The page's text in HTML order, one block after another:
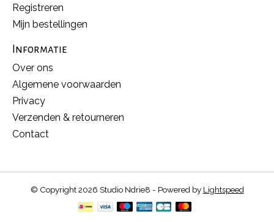
Registreren
Mijn bestellingen
Informatie
Over ons
Algemene voorwaarden
Privacy
Verzenden & retourneren
Contact
© Copyright 2026 Studio Ndrie8 - Powered by Lightspeed